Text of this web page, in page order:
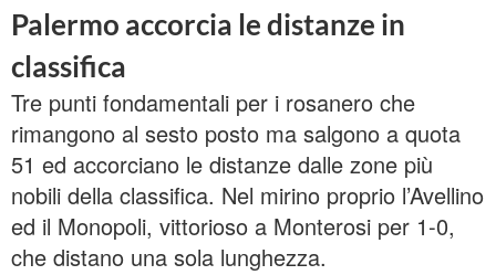
Palermo accorcia le distanze in
classifica
Tre punti fondamentali per i rosanero che
rimangono al sesto posto ma salgono a quota
51 ed accorciano le distanze dalle zone più
nobili della classifica. Nel mirino proprio l’Avellino
ed il Monopoli, vittorioso a Monterosi per 1-0,
che distano una sola lunghezza.